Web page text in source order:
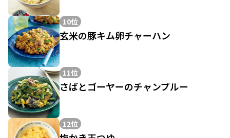
10位
玄米の豚キム卵チャーハン
11位
さばとゴーヤーのチャンプルー
12位